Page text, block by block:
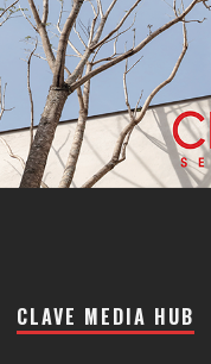
CLAVE MEDIA HUB